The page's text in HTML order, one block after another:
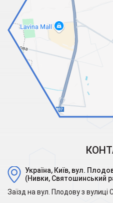
Україна, Київ, вул.
(Нивки, Святошинський
Заїзд на вул. Плодову з вулиці